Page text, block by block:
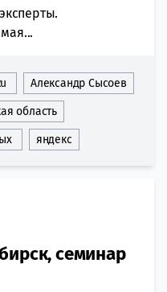
Александр Сысоев
область
яндекс
семинар